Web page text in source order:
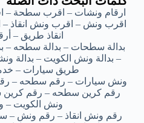
ارقام ونشات – اقرب سطحة
اقرب ونش – اقرب ونش انقاذ –
انقاذ طريق –
بدالة سطحات – بدالة سطحه –
– بدالة ونش الكويت – بدالة
طريق سيارات –
ونش سيارات – رقم سطحه –
رقم كرين سطحه – رقم كرين
ونش الكويت
رقم ونش انقاذ – رقم ونش –